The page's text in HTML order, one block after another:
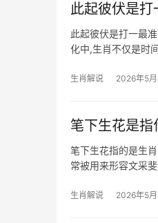
此起彼伏是
此起彼伏是打一最
化中,生肖不仅是时
生肖解说 2026年5月
笔下生花是
笔下生花指的是生
常被用来形容文采
生肖解说 2026年5月